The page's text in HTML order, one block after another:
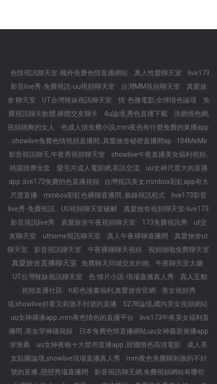
色情視訊聊天室-國外免費色情直播網站 真人性愛聊天室
live173
影音live秀-免費視訊-uu視頻聊天室
台灣MM視頻聊天室
真愛旅
舍 聊天室
UT台灣辣妹視訊聊天室 情˙色微電影,全球情色論壇
免
費視訊聊天軟體,裸體交友聊天
4u論壇,秀色直播下載
洪爺情色網,
視頻跳舞的女人
色成人情免費小說,mm夜色有什麼免費的黃播app
showlive兔費色情視頻直播間 ,真愛旅舍秘密直播間ap
104MeMe
影音視訊聊天,午夜秀視頻聊天室
showlive午夜直播美女福利視頻 ,
桃園按摩全套
愛毛片成人電影網,茶訊交流
uu女神尺度大的直播
app ,live173免費的色直播視頻
台灣視訊美女,mmbox彩虹app有大
尺度直播
mmbox彩虹色裸聊直播間 ,偷錄視訊程式
live173影音
live秀-免費視訊
UU視頻聊天室破解
真愛旅舍視頻聊天室-live173
影音視訊live秀
真愛旅舍午夜視頻聊天室 173免費視訊秀
ut交
友聊天室
uthome視訊聊天室 真人午夜裸聊直播間
真愛旅舍ut
聊天室
影音視訊聊天室 午夜裸聊聊天視頻 視頻啪啪免費聊天室
真愛旅舍直播聊天室 免費聊天同城交友約炮
午夜聊天室大廳
UT台灣辣妹視訊聊天室
色 情片小說-現場直播真人秀
真人互動
視頻直播社區
h彩色漫畫福利,真愛旅舍官網
美女視頻秀
場,showlive好看又刺激不封號的直播
5278論壇,國內美女視頻網站
uu女神裸播app ,mm夜色情色的直播平台
live173午夜美女福利直
播間 ,美女穿褲襪視頻
日本免費色情直播網站,uu女神最新黃播app
求推薦
uu女神夜晚十大禁用直播app ,韓國情色高清電影
成人美
女貼圖論壇,showlive現場直播真人秀
mm夜色免費聊刺激的不封
號的直播 ,戀戀秀場直播間
影音視訊聊天網,免費視頻網站有哪些